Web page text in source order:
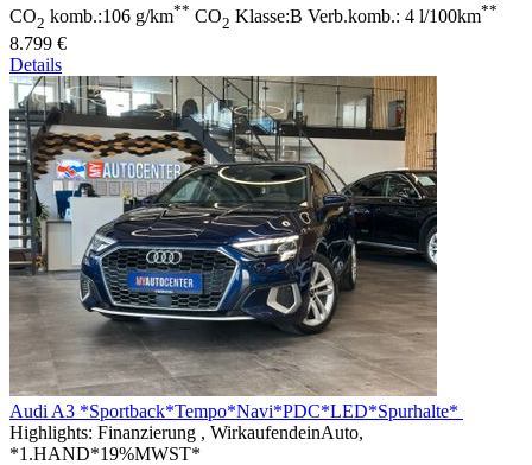
CO2 komb.:106 g/km** CO2 Klasse:B Verb.komb.: 4 l/100km**
8.799 €
Details
Audi A3 *Sportback*Tempo*Navi*PDC*LED*Spurhalte*
Highlights: Finanzierung , WirkaufendeinAuto,
*1.HAND*19%MWST*